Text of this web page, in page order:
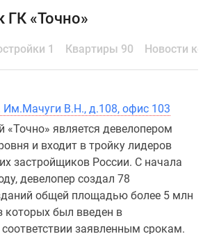
ГК «Точно»
1 Квартиры 90 Новости
Им.Мачуги В.Н., д.108, офис 103
«Точно» является девелопером
и входит в тройку лидеров
застройщиков России. С начала
девелопер создал 78
общей площадью более 5 млн
которых был введен в
заявленным срокам.